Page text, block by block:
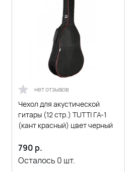
нет отзывов
Чехол для акустической
гитары (12 стр.) TUTTI ГА-1
(кант красный) цвет черный
790 р.
Осталось 0 шт.